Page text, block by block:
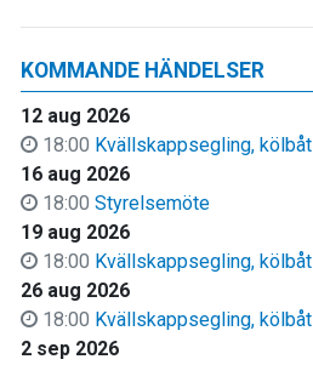
KOMMANDE HÄNDELSER
12 aug 2026
18:00 Kvällskappsegling, kölbåt
16 aug 2026
18:00 Styrelsemöte
19 aug 2026
18:00 Kvällskappsegling, kölbåt
26 aug 2026
18:00 Kvällskappsegling, kölbåt
2 sep 2026